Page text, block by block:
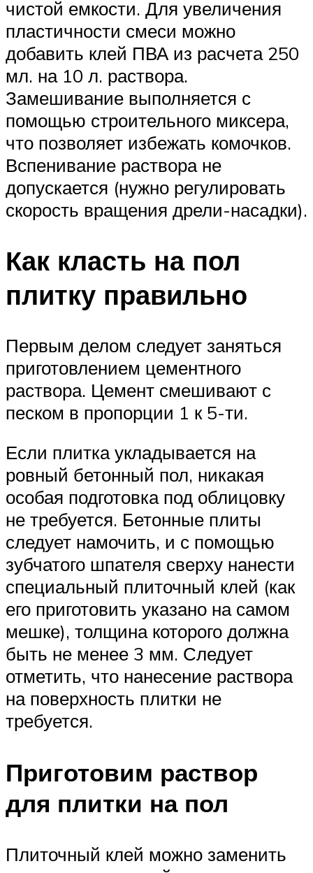
чистой емкости. Для увеличения
пластичности смеси можно
добавить клей ПВА из расчета 250
мл. на 10 л. раствора.
Замешивание выполняется с
помощью строительного миксера,
что позволяет избежать комочков.
Вспенивание раствора не
допускается (нужно регулировать
скорость вращения дрели-насадки).
Как класть на пол
плитку правильно
Первым делом следует заняться
приготовлением цементного
раствора. Цемент смешивают с
песком в пропорции 1 к 5-ти.
Если плитка укладывается на
ровный бетонный пол, никакая
особая подготовка под облицовку
не требуется. Бетонные плиты
следует намочить, и с помощью
зубчатого шпателя сверху нанести
специальный плиточный клей (как
его приготовить указано на самом
мешке), толщина которого должна
быть не менее 3 мм. Следует
отметить, что нанесение раствора
на поверхность плитки не
требуется.
Приготовим раствор
для плитки на пол
Плиточный клей можно заменить